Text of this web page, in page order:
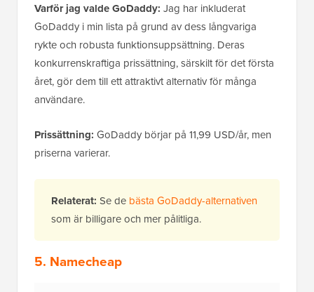
Varför jag valde GoDaddy: Jag har inkluderat
GoDaddy i min lista på grund av dess långvariga
rykte och robusta funktionsuppsättning. Deras
konkurrenskraftiga prissättning, särskilt för det första
året, gör dem till ett attraktivt alternativ för många
användare.
Prissättning: GoDaddy börjar på 11,99 USD/år, men
priserna varierar.
Relaterat: Se de bästa GoDaddy-alternativen
som är billigare och mer pålitliga.
5. Namecheap